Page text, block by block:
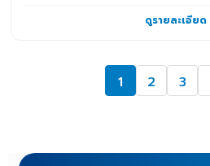
ดูรายละเอีย
1 2 3